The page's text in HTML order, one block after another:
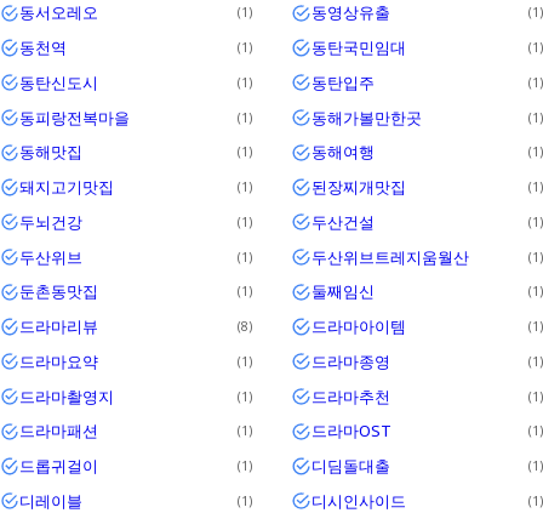
동서오레오 1 동영상유출 1
동천역 1 동탄국민임대 1
동탄신도시 1 동탄입주 1
동피랑전복마을 1 동해가볼만한곳 1
동해맛집 1 동해여행 1
돼지고기맛집 1 된장찌개맛집 1
두뇌건강 1 두산건설 1
두산위브 1 두산위브트레지움월산 1
둔촌동맛집 1 둘째임신 1
드라마리뷰 8 드라마아이템 1
드라마요약 1 드라마종영 1
드라마촬영지 1 드라마추천 1
드라마패션 1 드라마OST 1
드롭귀걸이 1 디딤돌대출 1
디레이블 1 디시인사이드 1